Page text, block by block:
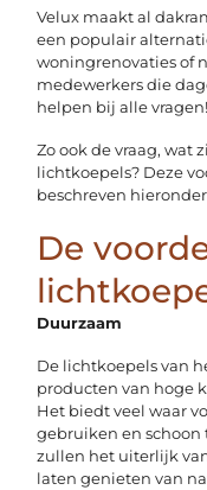
Velux maakt al
een populair
woningrenovaties of
medewerkers die
helpen bij alle vragen!
Zo ook de vraag, wat
lichtkoepels? Deze
beschreven
De
Duurzaam
De lichtkoepels van
producten van hoge
Het biedt veel waar
gebruiken en
zullen het uiterlijk
laten genieten van